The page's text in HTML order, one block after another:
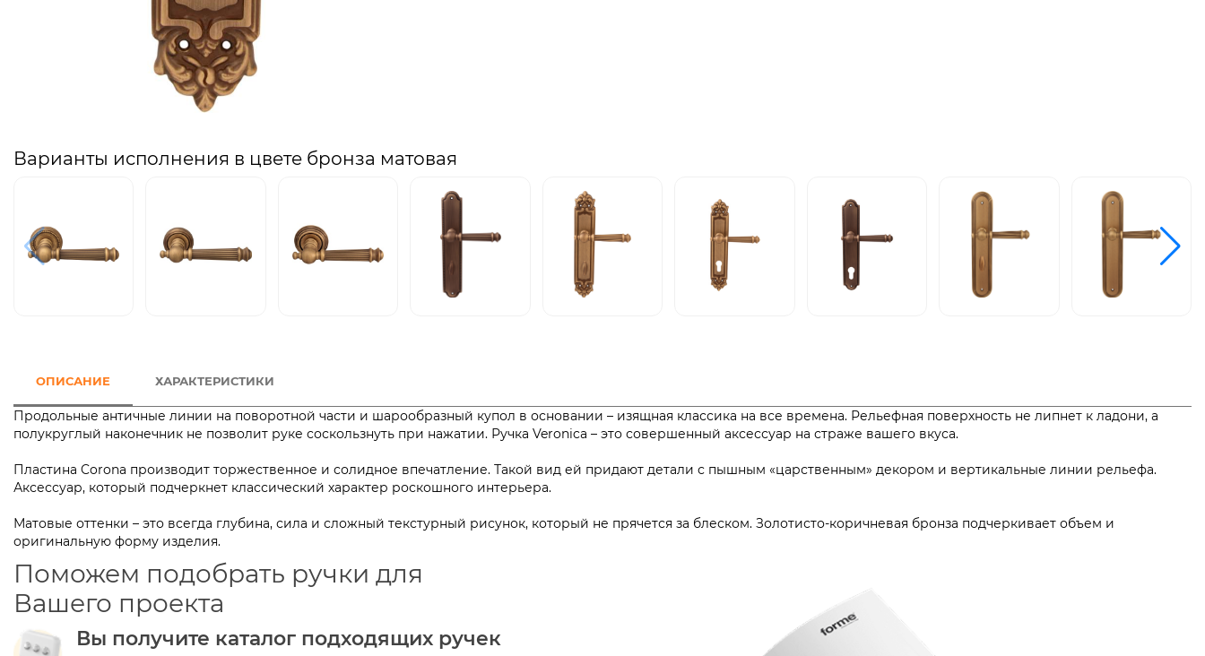
Варианты исполнения в цвете бронза матовая
ОПИСАНИЕ ХАРАКТЕРИСТИКИ
Продольные античные линии на поворотной части и шарообразный купол в основании – изящная классика на все времена. Рельефная поверхность не липнет к ладони, а
полукруглый наконечник не позволит руке соскользнуть при нажатии. Ручка Veronica – это совершенный аксессуар на страже вашего вкуса.
Пластина Corona производит торжественное и солидное впечатление. Такой вид ей придают детали с пышным «царственным» декором и вертикальные линии рельефа.
Аксессуар, который подчеркнет классический характер роскошного интерьера.
Матовые оттенки – это всегда глубина, сила и сложный текстурный рисунок, который не прячется за блеском. Золотисто-коричневая бронза подчеркивает объем и
оригинальную форму изделия.
Поможем подобрать ручки для
Вашего проекта
Вы получите каталог подходящих ручек